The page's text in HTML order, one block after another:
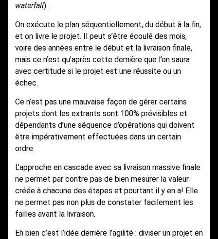
waterfall).
On exécute le plan séquentiellement, du début à la fin,
et on livre le projet. Il peut s’être écoulé des mois,
voire des années entre le début et la livraison finale,
mais ce n’est qu’après cette dernière que l’on saura
avec certitude si le projet est une réussite ou un
échec.
Ce n’est pas une mauvaise façon de gérer certains
projets dont les extrants sont 100% prévisibles et
dépendants d’une séquence d’opérations qui doivent
être impérativement effectuées dans un certain
ordre.
L’approche en cascade avec sa livraison massive finale
ne permet par contre pas de bien mesurer la valeur
créée à chacune des étapes et pourtant il y en a! Elle
ne permet pas non plus de constater facilement les
failles avant la livraison.
Eh bien c’est l’idée derrière l’agilité : diviser un projet en